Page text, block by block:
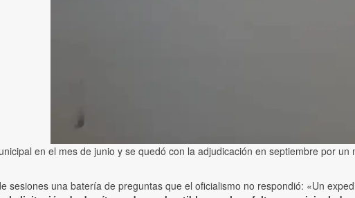
en el mes de junio y se quedó con la adjudicación en septiembre por un
sesiones una batería de preguntas que el oficialismo no respondió: «Un